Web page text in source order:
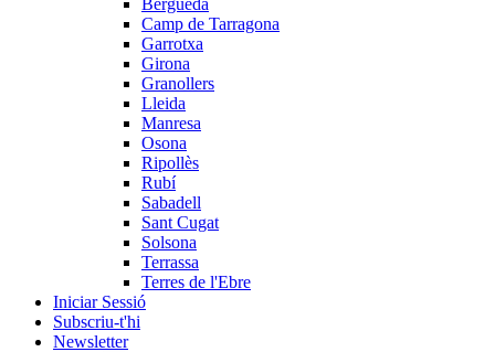
Camp de Tarragona
Garrotxa
Girona
Granollers
Lleida
Manresa
Osona
Ripollès
Rubí
Sabadell
Sant Cugat
Solsona
Terrassa
Terres de l'Ebre
Iniciar Sessió
Subscriu-t'hi
Newsletter